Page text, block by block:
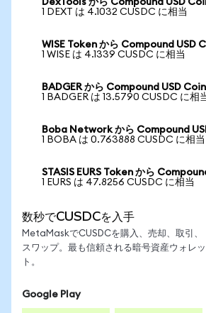
DexTools から Compound USD
1 DEXT は 4.1032 CUSDC に相当
WISE Token から Compound USD
1 WISE は 4.1339 CUSDC に相当
BADGER から Compound USD Coin
1 BADGER は 13.5790 CUSDC に相
Boba Network から Compound
1 BOBA は 0.763888 CUSDC に相当
STASIS EURS Token から
1 EURS は 47.8256 CUSDC に相当
数秒でCUSDCを入手
MetaMaskでCUSDCを購入、売却、取引、
スワップ。最も信頼される暗号資産ウォレッ
ト。
Google Play